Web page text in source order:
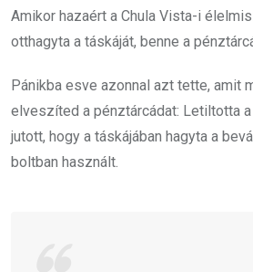
Amikor hazaért a Chula Vista-i
otthagyta a táskáját, benne a
Pánikba esve azonnal azt tette, amit
elveszíted a pénztárcádat: Letiltotta
jutott, hogy a táskájában hagyta a
boltban használt.